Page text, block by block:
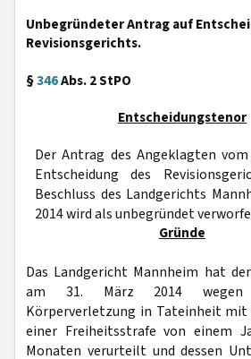
Unbegründeter Antrag auf
Revisionsgerichts.
§346Abs. 2 StPO
Entscheidungstenor
Der Antrag des Angeklagten
Entscheidung des
Beschluss des Landgerichts
2014 wird als unbegründet
Gründe
Das Landgericht Mannheim hat
am 31. März 2014 wegen
Körperverletzung in Tateinheit mit
einer Freiheitsstrafe von einem
Monaten verurteilt und dessen